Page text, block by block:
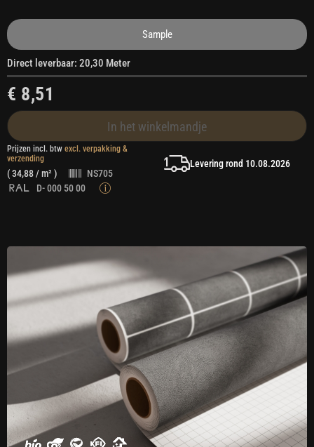
Sample
Direct leverbaar: 20,30 Meter
€ 8,51
In het winkelmandje
Prijzen incl. btw excl. verpakking &
verzending
(34,88/ m² )
NS705
D- 000 50 00
Levering rond 10.08.2026